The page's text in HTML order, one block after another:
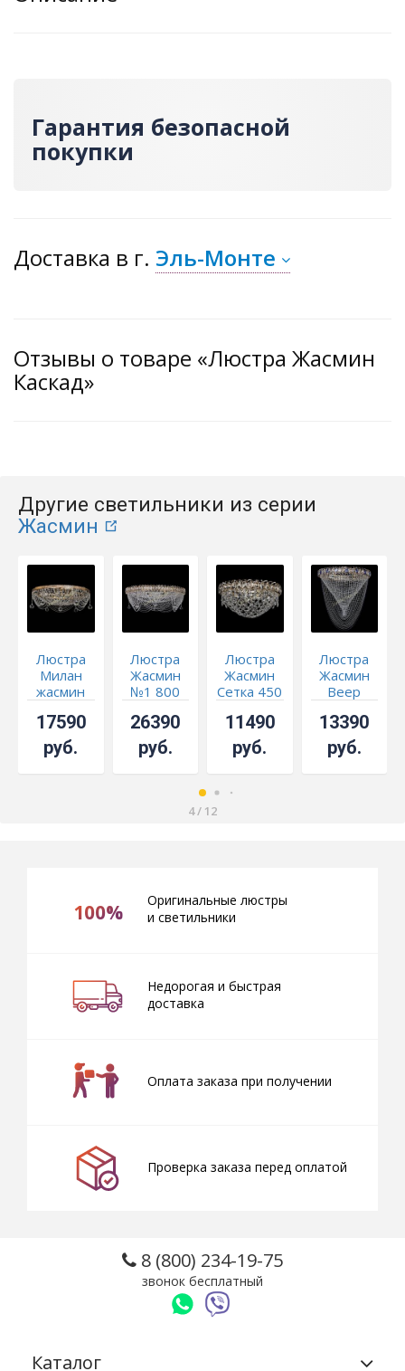
Гарантия безопасной
покупки
Доставка в г. Эль-Монте
Отзывы о товаре «Люстра Жасмин
Каскад»
Другие светильники из серии
Жасмин
Люстра
Милан
жасмин
17590
руб.
Люстра
Жасмин
№1 800
26390
руб.
Люстра
Жасмин
Сетка 450
СКИДКА!!!
11490
руб.
Люстра
Жасмин
Веер
13390
руб.
4/ 12
100%
Оригинальные люстры
и светильники
Недорогая и быстрая
доставка
Оплата заказа при получении
Проверка заказа перед оплатой
8 (800) 234-19-75
звонок бесплатный
Каталог